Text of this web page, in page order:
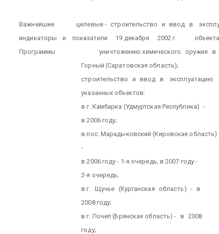
Важнейшие целевые - строительство и ввод в
индикаторы
и показатели 19 декабря 2002 г.
Программы
уничтожению химического оружия
в
Горный (Саратовская область);
строительство
и ввод в
эксплуатацию
указанных объектов:
в г. Камбарка (Удмуртская Республика)
-
в 2006 году;
в пос. Марадыковский (Кировская область)
-
в 2006 году - 1-я очередь, в 2007 году -
2-я очередь;
в г. Щучье (Курганская область) - в
2008 году;
в г. Почеп (Брянская область) - в 2008
году;